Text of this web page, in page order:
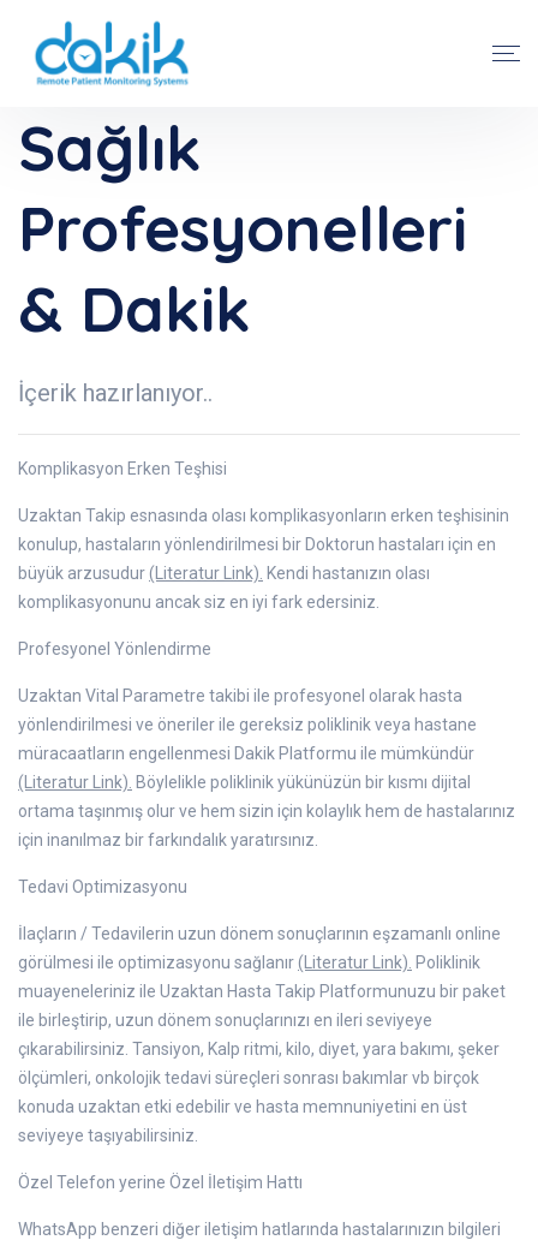
Sağlık
Profesyonelleri
& Dakik
İçerik hazırlanıyor..
Komplikasyon Erken Teşhisi
Uzaktan Takip esnasında olası komplikasyonların erken teşhisinin
konulup, hastaların yönlendirilmesi bir Doktorun hastaları için en
büyük arzusudur(Literatur Link). Kendi hastanızın olası
komplikasyonunu ancak siz en iyi fark edersiniz.
Profesyonel Yönlendirme
Uzaktan Vital Parametre takibi ile profesyonel olarak hasta
yönlendirilmesi ve öneriler ile gereksiz poliklinik veya hastane
müracaatların engellenmesi Dakik Platformu ile mümkündür
(Literatur Link). Böylelikle poliklinik yükünüzün bir kısmı dijital
ortama taşınmış olur ve hem sizin için kolaylık hem de hastalarınız
için inanılmaz bir farkındalık yaratırsınız.
Tedavi Optimizasyonu
İlaçların / Tedavilerin uzun dönem sonuçlarının eşzamanlı online
görülmesi ile optimizasyonu sağlanır(Literatur Link). Poliklinik
muayeneleriniz ile Uzaktan Hasta Takip Platformunuzu bir paket
ile birleştirip, uzun dönem sonuçlarınızı en ileri seviyeye
çıkarabilirsiniz. Tansiyon, Kalp ritmi, kilo, diyet, yara bakımı, şeker
ölçümleri, onkolojik tedavi süreçleri sonrası bakımlar vb birçok
konuda uzaktan etki edebilir ve hasta memnuniyetini en üst
seviyeye taşıyabilirsiniz.
Özel Telefon yerine Özel İletişim Hattı
WhatsApp benzeri diğer iletişim hatlarında hastalarınızın bilgileri